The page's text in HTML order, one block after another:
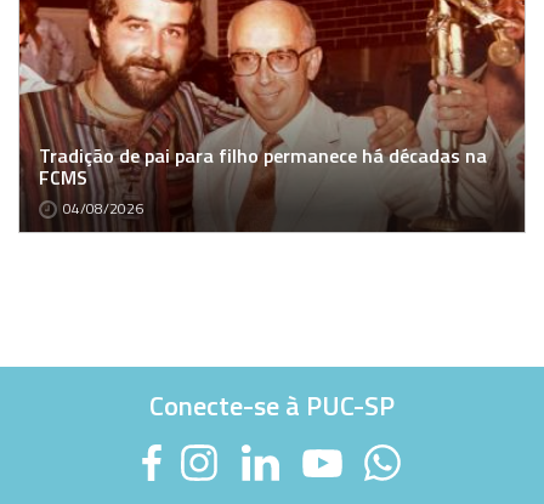
Tradição de pai para filho permanece há décadas na
FCMS
04/08/2026
Conecte-se à PUC-SP